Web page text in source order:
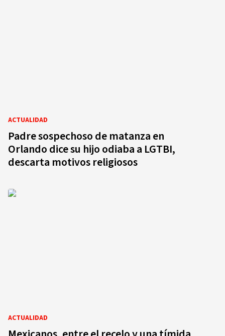
ACTUALIDAD
Padre sospechoso de matanza en
Orlando dice su hijo odiaba a LGTBI,
descarta motivos religiosos
ACTUALIDAD